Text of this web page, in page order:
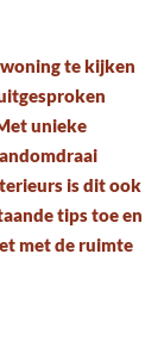
te kijken
unieke
is dit ook
tips toe en
met de ruimte